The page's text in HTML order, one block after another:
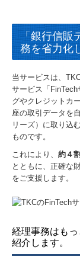
デジタル化支援
相続税・資産税
採用情報
お問い合わせ
プライバシー
「銀行信販
務を省力化
当サービスは、
サービス「
グやクレジットカ
座の取引データを
リーズ）に取り込
ものです。
これにより、 約４割
とともに、正確な
をご支援します。
経理事務はも
紹介します。